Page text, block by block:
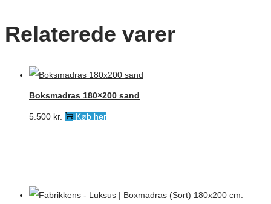
Relaterede varer
Boksmadras 180×200 sand
5.500 kr. Køb her